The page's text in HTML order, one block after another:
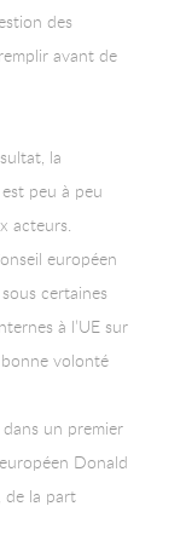
des
avant de
la
peu à peu
acteurs.
européen
certaines
à l’UE sur
bonne volonté
un premier
Donald
de la part